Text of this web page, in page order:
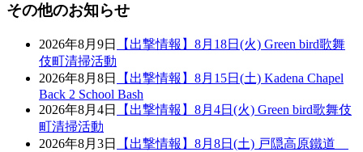
その他のお知らせ
2026年8月9日
【出撃情報】8月18日(火) Green bird歌舞
伎町清掃活動
2026年8月8日
【出撃情報】8月15日(土) Kadena Chapel
Back 2 School Bash
2026年8月4日
【出撃情報】8月4日(火) Green bird歌舞伎
町清掃活動
2026年8月3日
【出撃情報】8月8日(土) 戸隠高原鐵道